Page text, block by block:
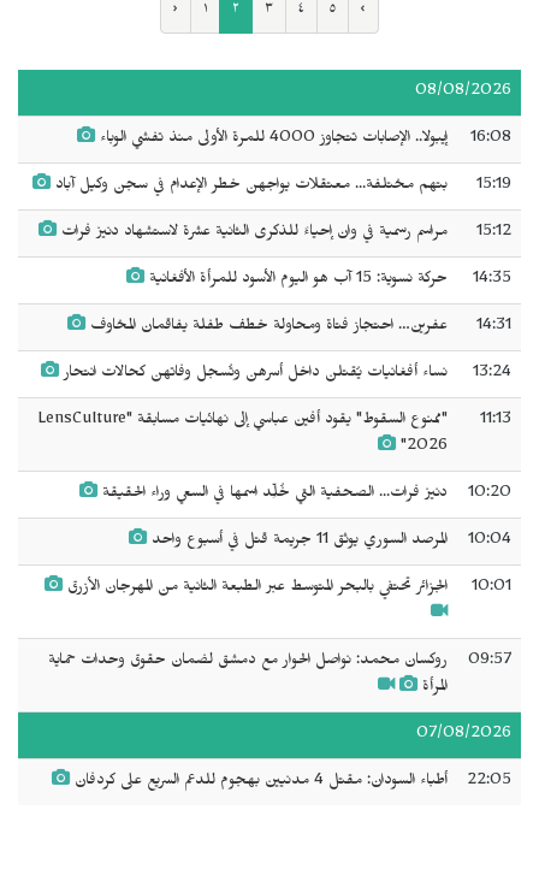
‹ ١ ٢ ٣ ٤ ٥ ›
08/08/2026
16:08 إيبولا.. الإصابات تتجاوز 4000 للمرة الأولى منذ تفشي الوباء
15:19 بتهم مختلفة... معتقلات يواجهن خطر الإعدام في سجن وكيل آباد
15:12 مراسم رسمية في وان إحياءً للذكرى الثانية عشرة لاستشهاد دنيز فرات
14:35 حركة نسوية: 15 آب هو اليوم الأسود للمرأة الأفغانية
14:31 عفرين… احتجاز فتاة ومحاولة خطف طفلة يفاقمان المخاوف
13:24 نساء أفغانيات يُقتلن داخل أسرهن وتُسجل وفاتهن كحالات انتحار
11:13
"ممنوع السقوط" يقود أفين عباسي إلى نهائيات مسابقة "LensCulture
2026"
10:20 دنيز فرات... الصحفية التي خُلِّد اسمها في السعي وراء الحقيقة
10:04 المرصد السوري يوثق 11 جريمة قتل في أسبوع واحد
10:01 الجزائر تحتفي بالبحر المتوسط عبر الطبعة الثانية من المهرجان الأزرق
09:57
روكسان محمد: نواصل الحوار مع دمشق لضمان حقوق وحدات حماية
المرأة
07/08/2026
22:05 أطباء السودان: مقتل 4 مدنيين بهجوم للدعم السريع على كردفان